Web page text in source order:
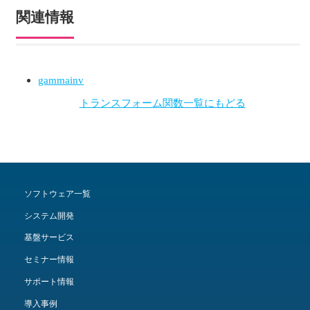
関連情報
gammainv
トランスフォーム関数一覧にもどる
ソフトウェア一覧
システム開発
基盤サービス
セミナー情報
サポート情報
導入事例